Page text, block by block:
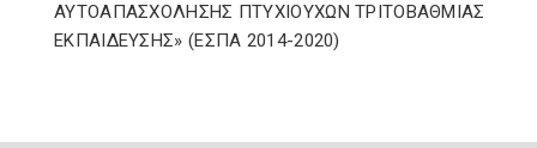
ΑΥΤΟΑΠΑΣΧΟΛΗΣΗΣ ΠΤΥΧΙΟΥΧΩΝ ΤΡΙΤΟΒΑΘΜΙΑΣ
ΕΚΠΑΙΔΕΥΣΗΣ» (ΕΣΠΑ 2014-2020)